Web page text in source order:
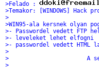
>Felado :
>Temakor: [WINDOWS]
>
>WIN95-ala kersnek olyan
>- Passwordel vedett FTP
>- leveleket lehet elfogni
>- passwordel vedett
>
>